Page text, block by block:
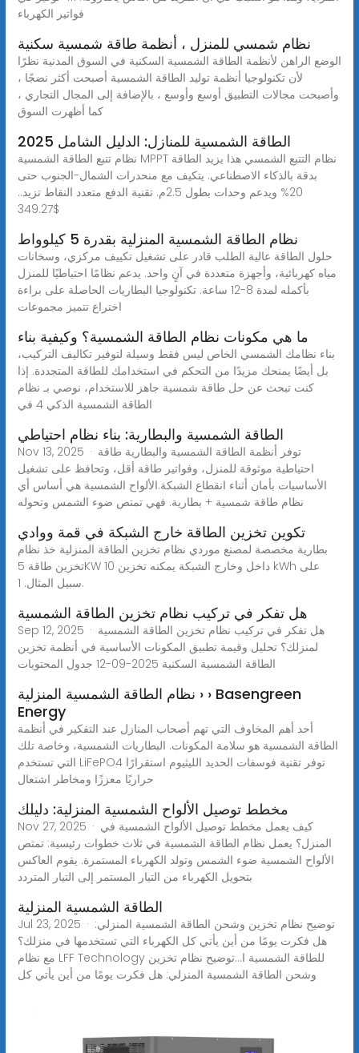
فواتير الكهرباء
نظام شمسي للمنزل ، أنظمة طاقة شمسية سكنية
الوضع الراهن لأنظمة الطاقة الشمسية السكنية في السوق المدنية نظرًا
لأن تكنولوجيا أنظمة توليد الطاقة الشمسية أصبحت أكثر نضجًا ،
وأصبحت مجالات التطبيق أوسع وأوسع ، بالإضافة إلى المجال التجاري ،
كما أظهرت السوق
الطاقة الشمسية للمنازل: الدليل الشامل 2025
نظام تتبع الطاقة الشمسية MPPT نظام التتبع الشمسي هذا يزيد الطاقة
بدقة بالذكاء الاصطناعي. يتكيف مع منحدرات الشمال-الجنوب حتى
20% ويدعم وحدات بطول 2.5م. تقنية الدفع متعدد النقاط تزيد..
$349.27
نظام الطاقة الشمسية المنزلية بقدرة 5 كيلوواط
حلول الطاقة عالية الطلب قادر على تشغيل تكييف مركزي، وسخانات
مياه كهربائية، وأجهزة متعددة في آنٍ واحد. يدعم نظامًا احتياطيًا للمنزل
بأكمله لمدة 8-12 ساعة. تكنولوجيا البطاريات الحاصلة على براءة
اختراع تتميز مجموعات
ما هي مكونات نظام الطاقة الشمسية؟ وكيفية بناء
بناء نظامك الشمسي الخاص ليس فقط وسيلة لتوفير تكاليف التركيب،
بل أيضًا يمنحك مزيدًا من التحكم في استخدامك للطاقة المتجددة. إذا
كنت تبحث عن حل طاقة شمسية جاهز للاستخدام، نوصي بـ نظام
الطاقة الشمسية الذكي 4 في
الطاقة الشمسية والبطارية: بناء نظام احتياطي
Nov 13, 2025 · توفر أنظمة الطاقة الشمسية والبطارية طاقة
احتياطية موثوقة للمنزل، وفواتير طاقة أقل، وتحافظ على تشغيل
الأساسيات بأمان أثناء انقطاع الشبكة.الألواح الشمسية هي أساس أي
نظام طاقة شمسية + بطارية. فهي تمتص ضوء الشمس وتحوله
تكوين تخزين الطاقة خارج الشبكة في قمة ووادي
بطارية مخصصة لمصنع موردي نظام تخزين الطاقة المنزلية خذ نظام
تخزين طاقة 5KW داخل وخارج الشبكة يمكنه تخزين 10 kWh على
سبيل المثال. 1.
هل تفكر في تركيب نظام تخزين الطاقة الشمسية
Sep 12, 2025 · هل تفكر في تركيب نظام تخزين الطاقة الشمسية
لمنزلك؟ تحليل وقيمة تطبيق المكونات الأساسية في أنظمة تخزين
الطاقة الشمسية السكنية 2025-09-12 جدول المحتويات
نظام الطاقة الشمسية المنزلية › › Basengreen
Energy
أحد أهم المخاوف التي تهم أصحاب المنازل عند التفكير في أنظمة
الطاقة الشمسية هو سلامة المكونات. البطاريات الشمسية، وخاصة تلك
التي تستخدم LiFePO4 توفر تقنية فوسفات الحديد الليثيوم استقرارًا
حراريًا معززًا ومخاطر اشتعال
مخطط توصيل الألواح الشمسية المنزلية: دليلك
Nov 27, 2025 · كيف يعمل مخطط توصيل الألواح الشمسية في
المنزل؟ يعمل نظام الطاقة الشمسية في ثلاث خطوات رئيسية: تمتص
الألواح الشمسية ضوء الشمس وتولد الكهرباء المستمرة. يقوم العاكس
بتحويل الكهرباء من التيار المستمر إلى التيار المتردد
الطاقة الشمسية المنزلية
Jul 23, 2025 · توضيح نظام تخزين وشحن الطاقة الشمسية المنزلي:
هل فكرت يومًا من أين يأتي كل الكهرباء التي تستخدمها في منزلك؟
مع نظام LFF Technology للطاقة الشمسية ا...توضيح نظام تخزين
وشحن الطاقة الشمسية المنزلي: هل فكرت يومًا من أين يأتي كل